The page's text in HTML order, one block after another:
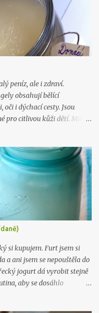
peníz, ale i zdraví.
obsahují bělící
i dýchací cesty. Jsou
pro citlivou kůži dětí. Mimo
, Jelen) 300 gr práškové
esenciálního oleje dle
vařící vody Mýdlo
vroucí vodě, po rozpuštění
rozpuštění, pak
přidejte esenciální olej.
taky vyrábět víc? Pak tu
, které vám poradí, jak
další návo...
si kupujem. Furt jsem si
a ani jsem se nepouštěla do
jogurt dá vyrobit stejně
aby se dosáhlo